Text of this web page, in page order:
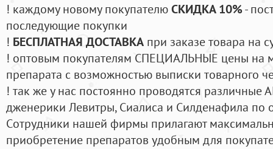
! каждому новому покупателюСКИДКА 10%-
последующие покупки
! БЕСПЛАТНАЯ ДОСТАВКА при заказе товара на
! оптовым покупателям СПЕЦИАЛЬНЫЕ цены на
препарата с возможностью выписки товарного
! так же у нас постоянно проводятся
дженерики Левитры, Сиалиса и Силденафила по
Cотрудники нашей фирмы прилагают
приобретение препаратов удобным для